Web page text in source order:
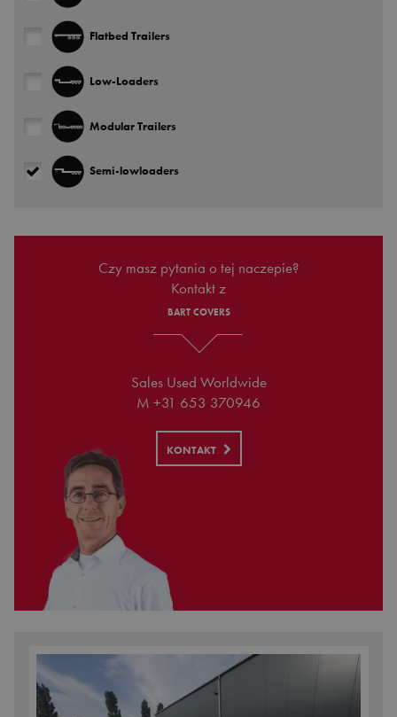
Flatbed Trailers
Low-Loaders
Modular Trailers
Semi-lowloaders
Czy masz pytania o tej naczepie?
Kontakt z
BART COVERS
Sales Used Worldwide
M +31 653 370946
KONTAKT